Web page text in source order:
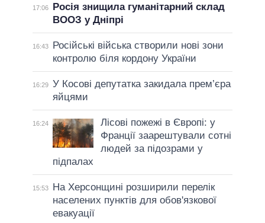
17:06
Росія знищила гуманітарний склад
ВООЗ у Дніпрі
16:43
Російські війська створили нові зони
контролю біля кордону України
16:29 У Косові депутатка закидала прем’єра
яйцями
16:24
Лісові пожежі в Європі: у
Франції заарештували сотні
людей за підозрами у
підпалах
15:53
На Херсонщині розширили перелік
населених пунктів для обов'язкової
евакуації